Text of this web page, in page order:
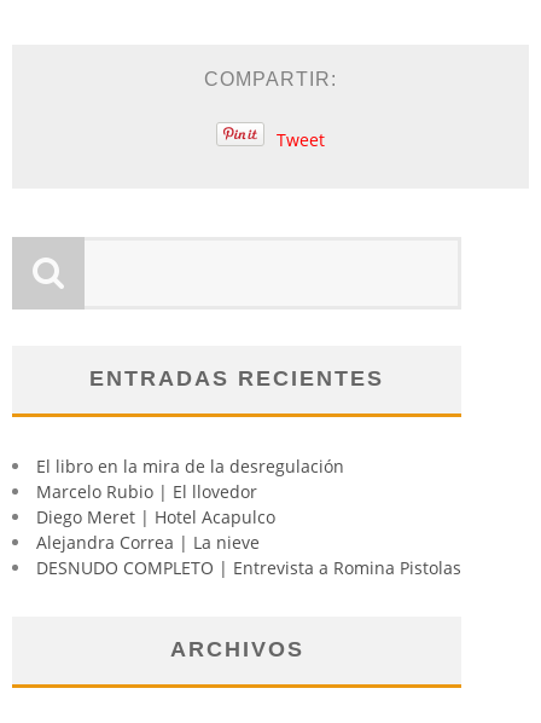
COMPARTIR:
Tweet
ENTRADAS RECIENTES
El libro en la mira de la desregulación
Marcelo Rubio | El llovedor
Diego Meret | Hotel Acapulco
Alejandra Correa | La nieve
DESNUDO COMPLETO | Entrevista a Romina Pistolas
ARCHIVOS